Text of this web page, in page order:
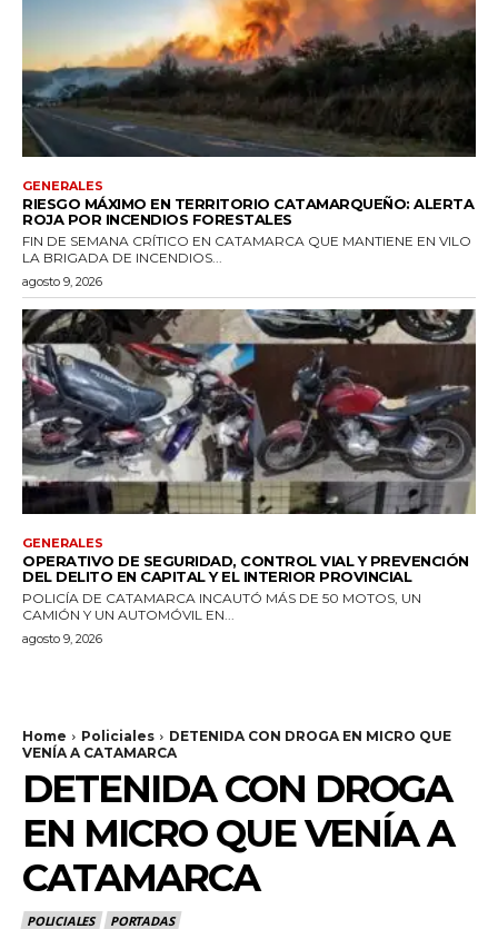
GENERALES
RIESGO MÁXIMO EN TERRITORIO CATAMARQUEÑO: ALERTA
ROJA POR INCENDIOS FORESTALES
FIN DE SEMANA CRÍTICO EN CATAMARCA QUE MANTIENE EN VILO
LA BRIGADA DE INCENDIOS...
agosto 9, 2026
GENERALES
OPERATIVO DE SEGURIDAD, CONTROL VIAL Y PREVENCIÓN
DEL DELITO EN CAPITAL Y EL INTERIOR PROVINCIAL
POLICÍA DE CATAMARCA INCAUTÓ MÁS DE 50 MOTOS, UN
CAMIÓN Y UN AUTOMÓVIL EN...
agosto 9, 2026